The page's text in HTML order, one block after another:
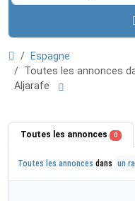
Espagne
Toutes les annonces
Aljarafe
Toutes les annonces 0
Toutes les annonces dans un